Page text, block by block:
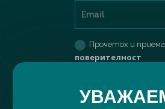
Прочетох и
поверителност